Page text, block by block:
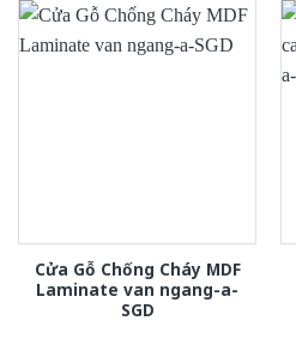
Cửa Gỗ Chống Cháy MDF
Laminate van ngang-a-
SGD